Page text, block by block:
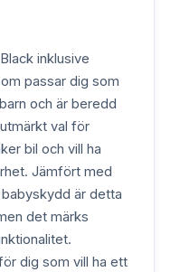
inklusive
passar dig som
och är beredd
val för
bil och vill ha
Jämfört med
är detta
det märks
dig som vill ha ett